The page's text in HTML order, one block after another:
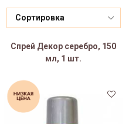
Спрей Декор серебро, 150
мл, 1 шт.